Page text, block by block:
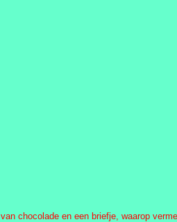
chocolade en een briefje, waarop